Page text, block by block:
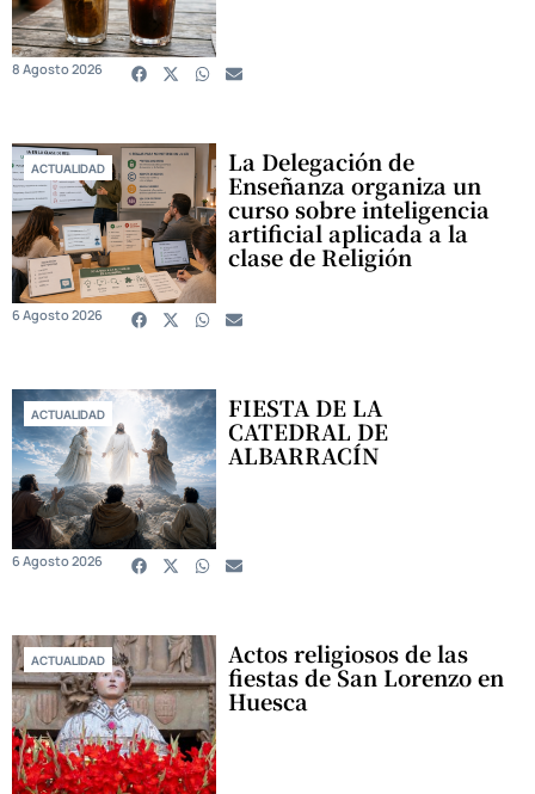
8 Agosto 2026
ACTUALIDAD La Delegación de
Enseñanza organiza un
curso sobre inteligencia
artificial aplicada a la
clase de Religión
6 Agosto 2026
ACTUALIDAD FIESTA DE LA
CATEDRAL DE
ALBARRACÍN
6 Agosto 2026
ACTUALIDAD Actos religiosos de las
fiestas de San Lorenzo en
Huesca